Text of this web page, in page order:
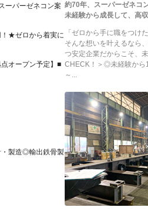
ーパーゼネコン案
！★ゼロから着実に
オープン予定】■
製造◎輸出鉄骨製
約70年、スーパーゼネコ
未経験から成長して、高
「ゼロから手に職をつ
そんな想いを叶えるなら
つ安定企業だからこそ、
CHECK！＞◎未経験から
～...